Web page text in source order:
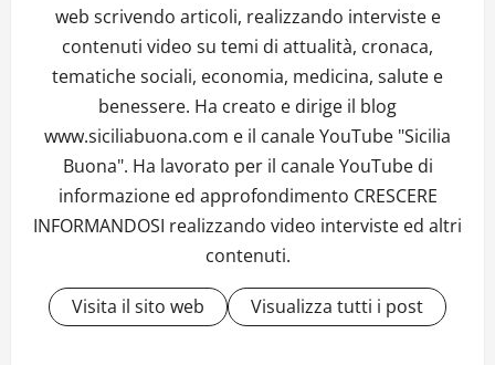
web scrivendo articoli, realizzando interviste e
contenuti video su temi di attualità, cronaca,
tematiche sociali, economia, medicina, salute e
benessere. Ha creato e dirige il blog
www.siciliabuona.com e il canale YouTube "Sicilia
Buona". Ha lavorato per il canale YouTube di
informazione ed approfondimento CRESCERE
INFORMANDOSI realizzando video interviste ed altri
contenuti.
Visita il sito web Visualizza tutti i post